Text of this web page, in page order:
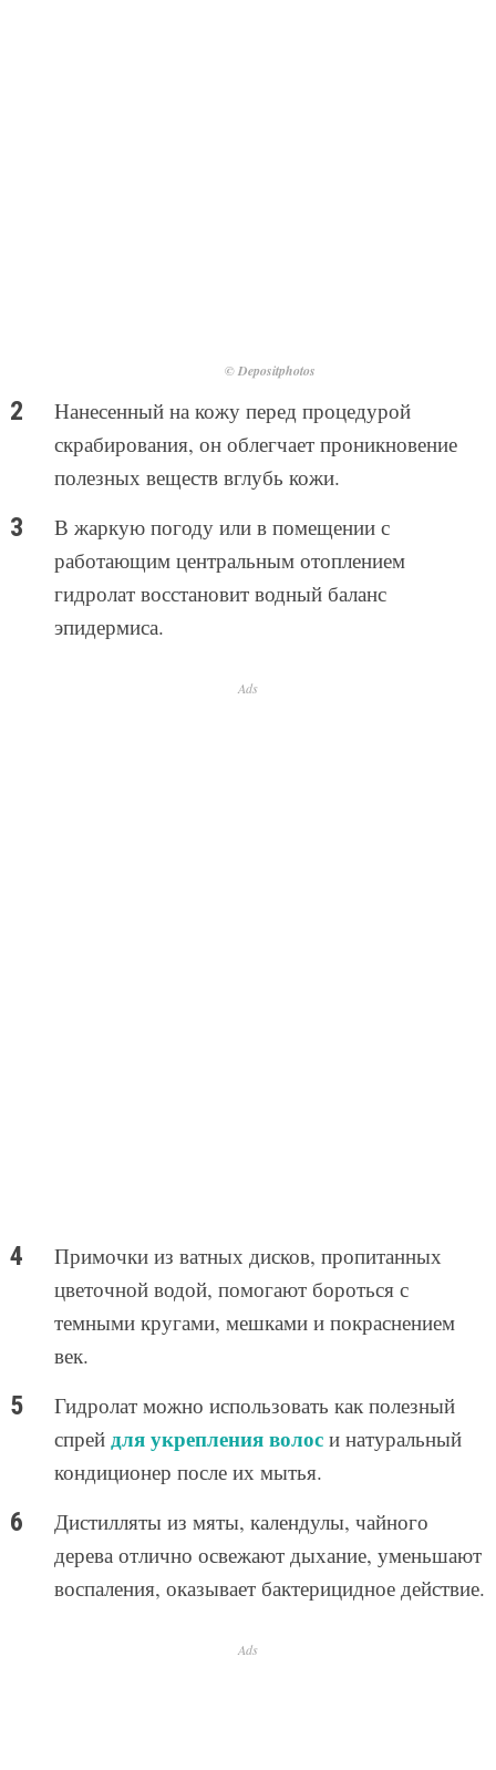
© Depositphotos
Нанесенный на кожу перед процедурой
скрабирования, он облегчает проникновение
полезных веществ вглубь кожи.
В жаркую погоду или в помещении с
работающим центральным отоплением
гидролат восстановит водный баланс
эпидермиса.
Ads
Примочки из ватных дисков, пропитанных
цветочной водой, помогают бороться с
темными кругами, мешками и покраснением
век.
Гидролат можно использовать как полезный
спрей для укрепления волоси натуральный
кондиционер после их мытья.
Дистилляты из мяты, календулы, чайного
дерева отлично освежают дыхание, уменьшают
воспаления, оказывает бактерицидное действие.
Ads